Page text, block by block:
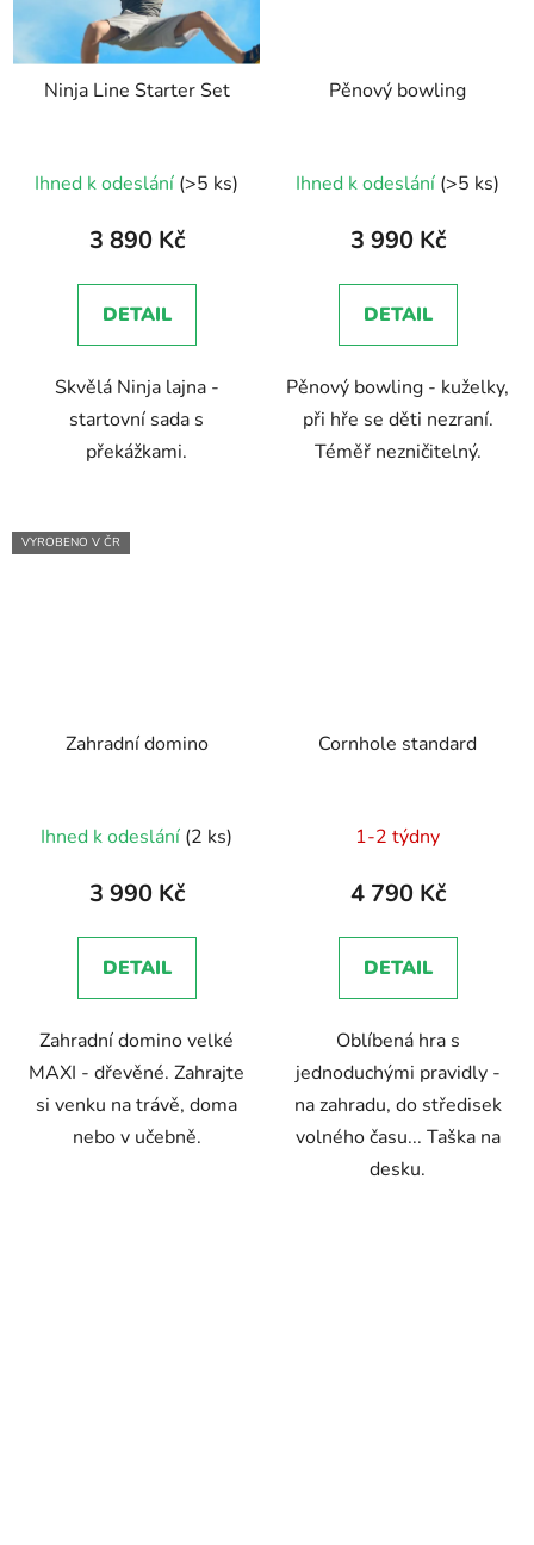
Ninja Line Starter Set
Ihned k odeslání (>5 ks)
3 890 Kč
DETAIL
Skvělá Ninja lajna -
startovní sada s
překážkami.
Pěnový bowling
Ihned k odeslání (>5 ks)
3 990 Kč
DETAIL
Pěnový bowling - kuželky,
při hře se děti nezraní.
Téměř nezničitelný.
VYROBENO V ČR
Zahradní domino
hodnocení
produktu
5,0
z
hvězdiček.
Ihned k odeslání (2 ks)
3 990 Kč
DETAIL
Zahradní domino velké
MAXI - dřevěné. Zahrajte
si venku na trávě, doma
nebo v učebně.
Cornhole standard
hodnocení
produktu
5,0
z
hvězdiček.
1-2 týdny
4 790 Kč
DETAIL
Oblíbená hra s
jednoduchými pravidly -
na zahradu, do středisek
volného času... Taška na
desku.